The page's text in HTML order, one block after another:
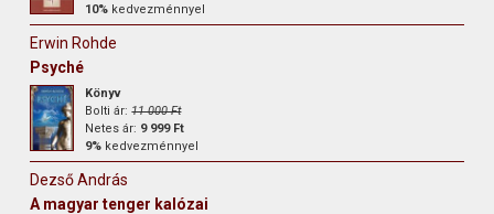
10% kedvezménnyel
Erwin Rohde
Psyché
Könyv
Bolti ár:11 000 Ft
Netes ár: 9 999 Ft
9% kedvezménnyel
Dezső András
A magyar tenger kalózai